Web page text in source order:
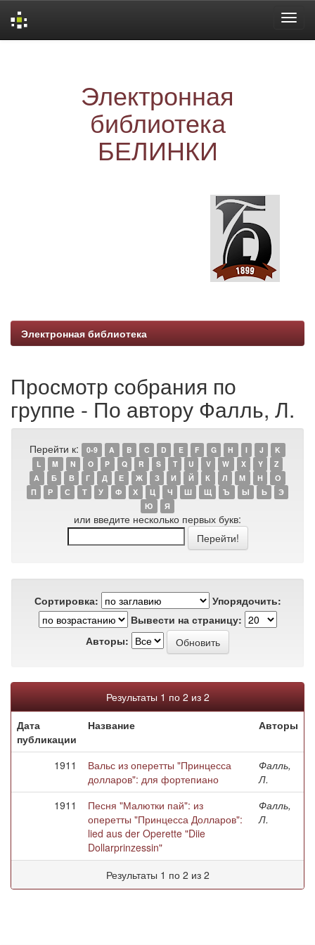
Электронная
библиотека
БЕЛИНКИ
Электронная библиотека
Просмотр собрания по
группе - По автору Фалль, Л.
Перейти к: 0-9 A B C D E F G H I J
K
L
M N O P Q R S T U V W X Y
Z
А
Б В Г Д Е Ж З И Й К Л М Н
О
П
Р С Т У Ф Х Ц Ч Ш Щ Ъ Ы Ь
Э
Ю
Я
или введите несколько первых букв:
Сортировка:
Упорядочить:
Вывести на страницу:
Авторы:
Результаты 1 по 2 из 2
Дата
публикации
Название Авторы
1911
Вальс из оперетты "Принцесса
долларов": для фортепиано
Фалль,
Л.
1911
Песня "Малютки пай": из
оперетты "Принцесса Долларов":
lied aus der Operette "Diie
Dollarprinzessin"
Фалль,
Л.
Результаты 1 по 2 из 2